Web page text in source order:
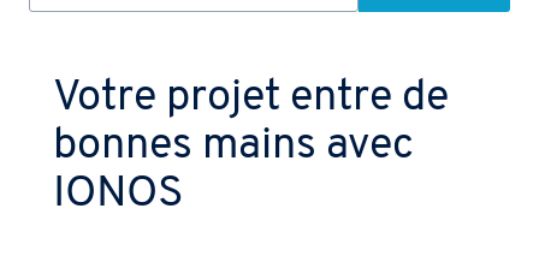
Votre projet entre de
bonnes mains avec
IONOS